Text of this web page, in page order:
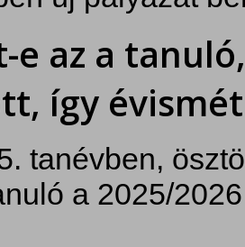
e az a
így
tanévben,
a 2025/